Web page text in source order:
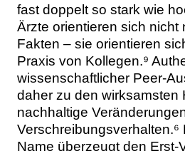
fast doppelt so stark wie
Ärzte orientieren sich nicht
Fakten – sie orientieren
Praxis von Kollegen.⁹
wissenschaftlicher Peer-
daher zu den wirksamsten
nachhaltige
Verschreibungsverhalten.⁶
Name überzeugt den Erst-